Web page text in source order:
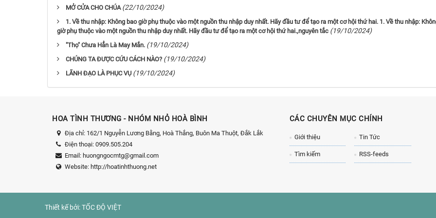
MỞ CỬA CHO CHÚA (22/10/2024)
1. Về thu nhập: Không bao giờ phụ thuộc vào một nguồn thu nhập duy nhất. Hãy đầu tư để tạo ra một cơ hội thứ hai. 1. Về thu nhập:
giờ phụ thuộc vào một nguồn thu nhập duy nhất. Hãy đầu tư để tạo ra một cơ hội thứ hai.,nguyên tắc (19/10/2024)
"Thọ" Chưa Hẳn Là May Mắn. (19/10/2024)
CHÚNG TA ĐƯỢC CỨU CÁCH NÀO? (19/10/2024)
LÃNH ĐẠO LÀ PHỤC VỤ (19/10/2024)
HOA TÌNH THƯƠNG - NHÓM NHỎ HOÀ BÌNH
Địa chỉ: 162/1 Nguyễn Lương Bằng, Hoà Thắng, Buôn Ma Thuột, Đắk Lắk
Điện thoại: 0909.505.204
Email: huongngocmtg@gmail.com
Website: http://hoatinhthuong.net
CÁC CHUYÊN MỤC CHÍNH
Giới thiệu Tin Tức
Tìm kiếm RSS-feeds
Thiết kế bởi:TỐC ĐỘ VIỆT